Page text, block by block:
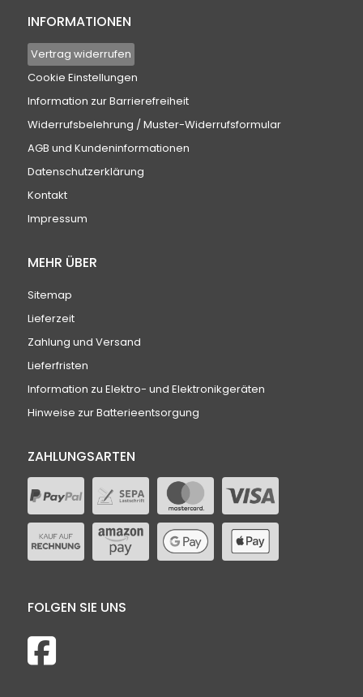
INFORMATIONEN
Vertrag widerrufen
Cookie Einstellungen
Information zur Barrierefreiheit
Widerrufsbelehrung / Muster-Widerrufsformular
AGB und Kundeninformationen
Datenschutzerklärung
Kontakt
Impressum
MEHR ÜBER
Sitemap
Lieferzeit
Zahlung und Versand
Lieferfristen
Information zu Elektro- und Elektronikgeräten
Hinweise zur Batterieentsorgung
ZAHLUNGSARTEN
FOLGEN SIE UNS